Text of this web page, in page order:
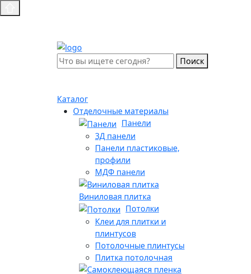
Поиск
Каталог
Отделочные материалы
Панели
3Д панели
Панели пластиковые,
профили
МДФ панели
Виниловая плитка
Потолки
Клеи для плитки и
плинтусов
Потолочные плинтусы
Плитка потолочная